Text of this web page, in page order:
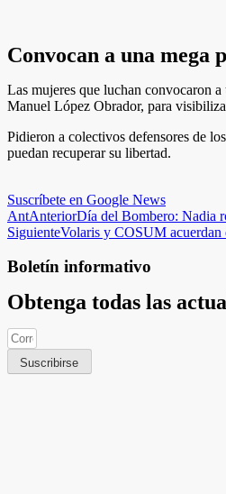
Convocan a una mega
Las mujeres que luchan convocaron
Manuel López Obrador, para
Pidieron a colectivos defensores de
puedan recuperar su libertad.
Suscríbete en Google News
AntAnteriorDía del Bombero: Nadia
SiguienteVolaris y COSUM acuerdan
Boletín informativo
Obtenga todas las
Suscribirse